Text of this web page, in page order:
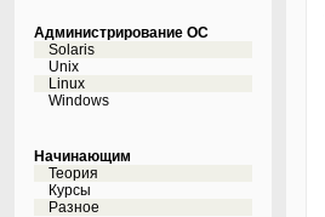
Администрирование ОС
Solaris
Unix
Linux
Windows
Начинающим
Теория
Курсы
Разное